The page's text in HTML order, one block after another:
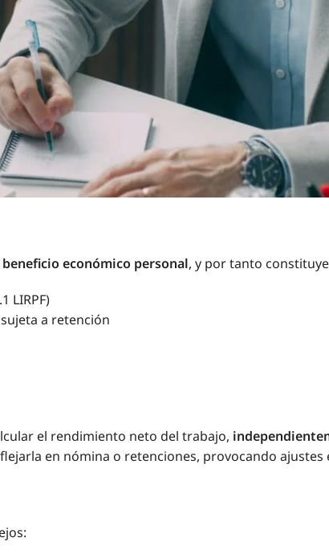
beneficio económico personal, y por tanto constituye
LIRPF)
a retención
el rendimiento neto del trabajo,
en nómina o retenciones, provocando ajustes